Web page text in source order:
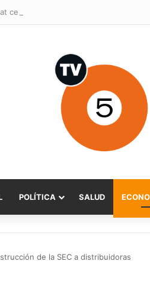
POLÍTICA SALUD
de la SEC a distribuidoras